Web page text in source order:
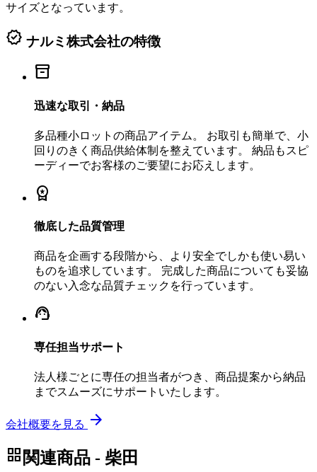
サイズとなっています。
verified ナルミ株式会社の特徴
inventory_2
迅速な取引・納品
多品種小ロットの商品アイテム。 お取引も簡単で、小
回りのきく商品供給体制を整えています。 納品もスピ
ーディーでお客様のご要望にお応えします。
workspace_premium
徹底した品質管理
商品を企画する段階から、より安全でしかも使い易い
ものを追求しています。 完成した商品についても妥協
のない入念な品質チェックを行っています。
support_agent
専任担当サポート
法人様ごとに専任の担当者がつき、商品提案から納品
までスムーズにサポートいたします。
会社概要を見る arrow_forward
grid_view 関連商品 - 柴田